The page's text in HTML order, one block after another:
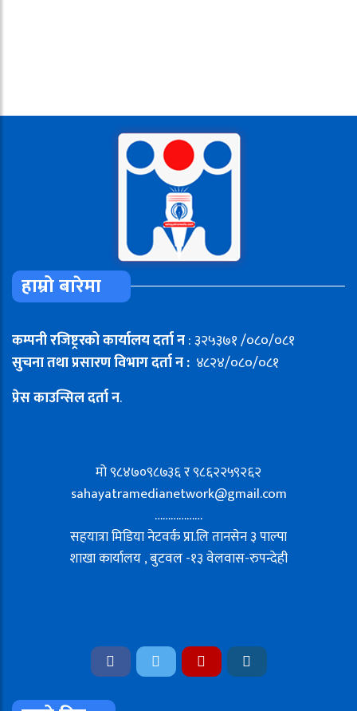
हाम्रो बारेमा
कम्पनी रजिष्ट्ररको कार्यालय दर्ता न: ३२५३७१ /०८०/०८१
सुचना तथा प्रसारण विभाग दर्ता न : ४८२४/०८०/०८१
प्रेस काउन्सिल दर्ता न.
मो ९८४७०९८७३६ र ९८६२२५९२६२
sahayatramedianetwork@gmail.com
………………
सहयात्रा मिडिया नेटवर्क प्रा.लि तानसेन ३ पाल्पा
शाखा कार्यालय , बुटवल -१३ वेलवास-रुपन्देही